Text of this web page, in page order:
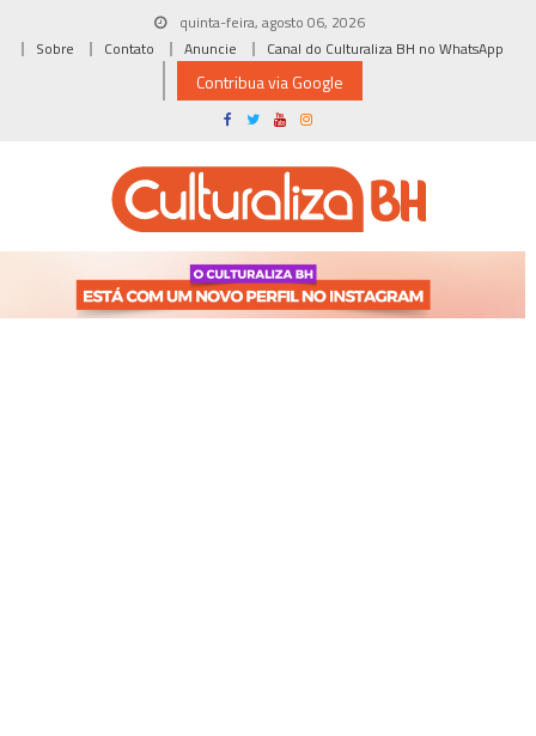
quinta-feira, agosto 06, 2026
Sobre
Contato Anuncie Canal do Culturaliza BH no WhatsApp
Contribua via Google